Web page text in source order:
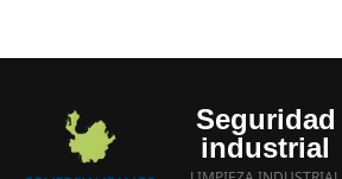
Seguridad
industrial